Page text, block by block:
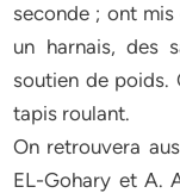
seconde ; ont
un harnais, des
soutien de poids.
tapis roulant.
On retrouvera
EL-Gohary et A.